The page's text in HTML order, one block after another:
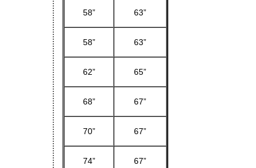
58” 63”
58” 63”
62” 65”
68” 67”
70” 67”
74” 67”